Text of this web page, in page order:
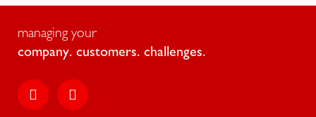
managing your
company. customers. challenges.